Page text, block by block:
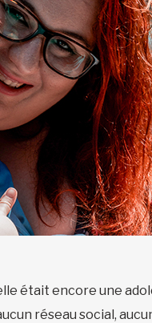
était encore une
réseau social,